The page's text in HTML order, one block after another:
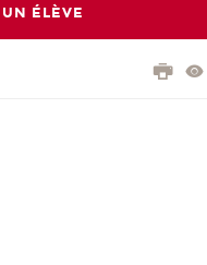
UN ÉLÈVE